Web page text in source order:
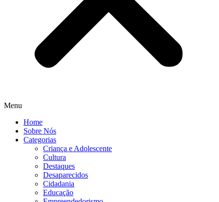
Menu
Home
Sobre Nós
Categorias
Criança e Adolescente
Cultura
Destaques
Desaparecidos
Cidadania
Educação